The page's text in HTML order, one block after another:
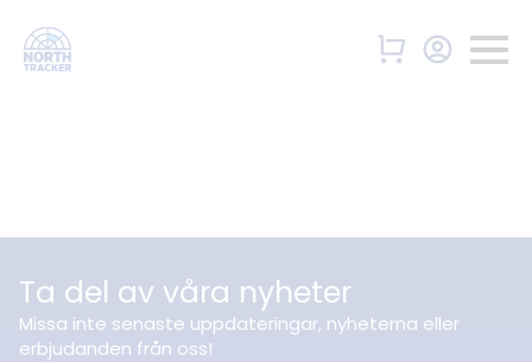
Ta del av våra nyheter
Missa inte senaste uppdateringar, nyheterna eller
erbjudanden från oss!